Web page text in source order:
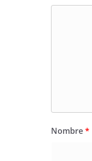
Nombre*